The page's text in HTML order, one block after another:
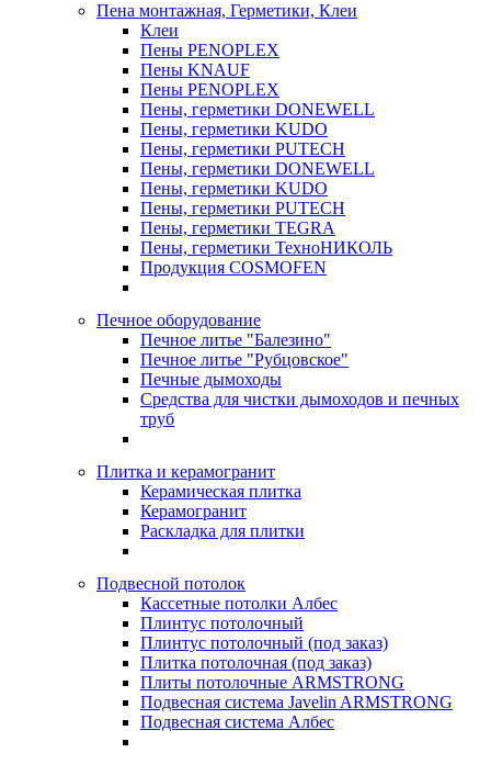
Пена монтажная, Герметики, Клеи
Клеи
Пены PENOPLEX
Пены KNAUF
Пены PENOPLEX
Пены, герметики DONEWELL
Пены, герметики KUDO
Пены, герметики PUTECH
Пены, герметики DONEWELL
Пены, герметики KUDO
Пены, герметики PUTECH
Пены, герметики TEGRA
Пены, герметики ТехноНИКОЛЬ
Продукция COSMOFEN
Печное оборудование
Печное литье "Балезино"
Печное литье "Рубцовское"
Печные дымоходы
Средства для чистки дымоходов и печных
труб
Плитка и керамогранит
Керамическая плитка
Керамогранит
Раскладка для плитки
Подвесной потолок
Кассетные потолки Албес
Плинтус потолочный
Плинтус потолочный (под заказ)
Плитка потолочная (под заказ)
Плиты потолочные ARMSTRONG
Подвесная система Javelin ARMSTRONG
Подвесная система Албес